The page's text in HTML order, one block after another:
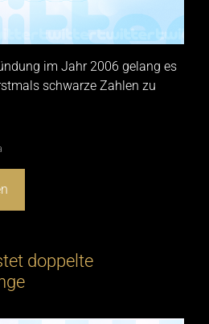
im Jahr 2006 gelang es
schwarze Zahlen zu
doppelte